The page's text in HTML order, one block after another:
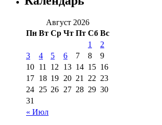
Август 2026
Пн Вт Ср Чт Пт Сб Вс
« Июл
1
2
3
4 5 6 7 8
9
10 11 12 13 14 15 16
17 18 19 20 21 22 23
24 25 26 27 28 29 30
31